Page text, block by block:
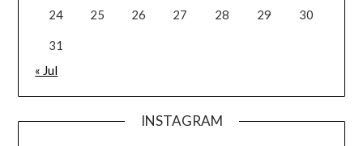
24 25 26 27 28 29 30
31
« Jul
INSTAGRAM